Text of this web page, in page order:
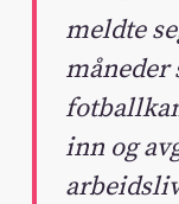
meldte
måneder
inn og